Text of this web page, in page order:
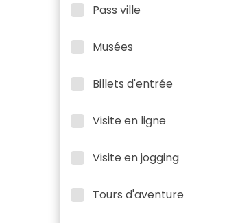
Pass ville
Musées
Billets d'entrée
Visite en ligne
Visite en jogging
Tours d'aventure